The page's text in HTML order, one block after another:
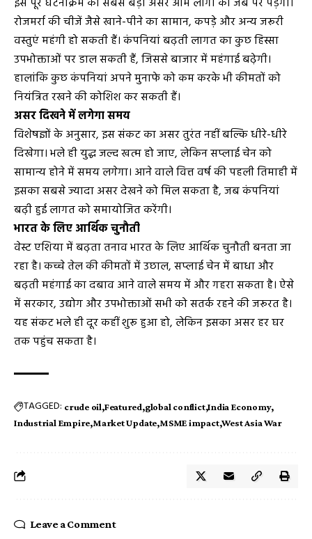
रोजमर्रा की चीजें जैसे खाने-पीने का सामान, कपड़े और अन्य जरूरी
वस्तुएं महंगी हो सकती हैं। कंपनियां बढ़ती लागत का कुछ हिस्सा
उपभोक्ताओं पर डाल सकती हैं, जिससे बाजार में महंगाई बढ़ेगी।
हालांकि कुछ कंपनियां अपने मुनाफे को कम करके भी कीमतों को
नियंत्रित रखने की कोशिश कर सकती हैं।
असर दिखने में लगेगा समय
विशेषज्ञों के अनुसार, इस संकट का असर तुरंत नहीं बल्कि धीरे-धीरे
दिखेगा। भले ही युद्ध जल्द खत्म हो जाए, लेकिन सप्लाई चेन को
सामान्य होने में समय लगेगा। आने वाले वित्त वर्ष की पहली तिमाही में
इसका सबसे ज्यादा असर देखने को मिल सकता है, जब कंपनियां
बढ़ी हुई लागत को समायोजित करेंगी।
भारत के लिए आर्थिक चुनौती
वेस्ट एशिया में बढ़ता तनाव भारत के लिए आर्थिक चुनौती बनता जा
रहा है। कच्चे तेल की कीमतों में उछाल, सप्लाई चेन में बाधा और
बढ़ती महंगाई का दबाव आने वाले समय में और गहरा सकता है। ऐसे
में सरकार, उद्योग और उपभोक्ताओं सभी को सतर्क रहने की जरूरत है।
यह संकट भले ही दूर कहीं शुरू हुआ हो, लेकिन इसका असर हर घर
तक पहुंच सकता है।
TAGGED: crude oil Featured global conflict India Economy
Industrial Empire Market Update MSME impact West Asia War
Leave a Comment